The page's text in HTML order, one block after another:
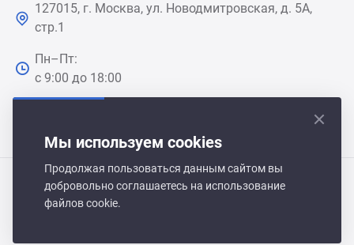
127015, г. Москва, ул. Новодмитровская, д. 5А,
стр.1
Пн–Пт:
с 9:00 до 18:00
Polair Shop 2021-2026 © Все права защищены
Мы используем cookies
Продолжая пользоваться данным сайтом вы
добровольно соглашаетесь на использование
файлов cookie.